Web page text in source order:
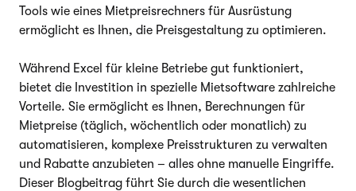
Tools wie eines Mietpreisrechners für Ausrüstung
ermöglicht es Ihnen, die Preisgestaltung zu optimieren.
Während Excel für kleine Betriebe gut funktioniert,
bietet die Investition in spezielle Mietsoftware zahlreiche
Vorteile. Sie ermöglicht es Ihnen, Berechnungen für
Mietpreise (täglich, wöchentlich oder monatlich) zu
automatisieren, komplexe Preisstrukturen zu verwalten
und Rabatte anzubieten – alles ohne manuelle Eingriffe.
Dieser Blogbeitrag führt Sie durch die wesentlichen